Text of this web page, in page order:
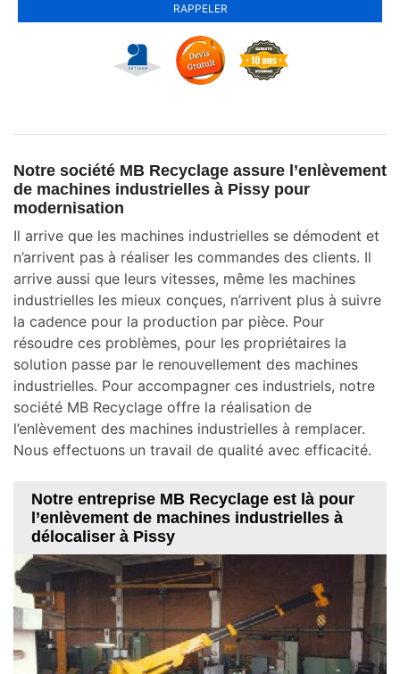
Notre société MB Recyclage assure l’enlèvement
de machines industrielles à Pissy pour
modernisation
Il arrive que les machines industrielles se démodent et
n’arrivent pas à réaliser les commandes des clients. Il
arrive aussi que leurs vitesses, même les machines
industrielles les mieux conçues, n’arrivent plus à suivre
la cadence pour la production par pièce. Pour
résoudre ces problèmes, pour les propriétaires la
solution passe par le renouvellement des machines
industrielles. Pour accompagner ces industriels, notre
société MB Recyclage offre la réalisation de
l’enlèvement des machines industrielles à remplacer.
Nous effectuons un travail de qualité avec efficacité.
Notre entreprise MB Recyclage est là pour
l’enlèvement de machines industrielles à
délocaliser à Pissy